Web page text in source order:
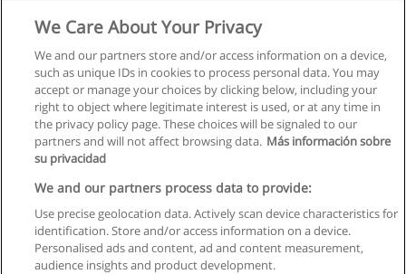
Pós-Graduação em Informações e Segurança
Solicite informação
Regras de uso
Privacidade de dados
Entrar em contato com Educaedu
We Care About Your Privacy
We and our partners store and/or access information on a device,
such as unique IDs in cookies to process personal data. You may
accept or manage your choices by clicking below, including your
right to object where legitimate interest is used, or at any time in
the privacy policy page. These choices will be signaled to our
partners and will not affect browsing data. Más información sobre
su privacidad
We and our partners process data to provide:
Use precise geolocation data. Actively scan device characteristics for
identification. Store and/or access information on a device.
Personalised ads and content, ad and content measurement,
audience insights and product development.